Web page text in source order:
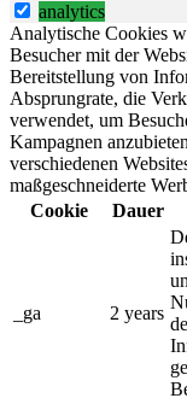
analytics
Analytische Cookies
Besucher mit der
Bereitstellung von
Absprungrate, die
verwendet, um
Kampagnen
verschiedenen
maßgeschneiderte
Cookie
Dauer
_ga 2 years